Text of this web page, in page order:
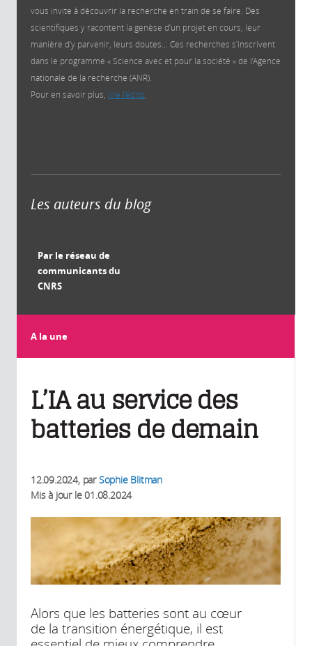
vous invite à découvrir la recherche en train de se faire. Des
scientifiques y racontent la genèse d’un projet en cours, leur
manière d’y parvenir, leurs doutes… Ces recherches s'inscrivent
dans le programme « Science avec et pour la société » de l’Agence
nationale de la recherche (ANR).
Pour en savoir plus, lire l'édito
Les auteurs du blog
Par le réseau de
communicants du
CNRS
A la une
L’IA au service des
batteries de demain
12.09.2024, parSophie Blitman
Mis à jour le01.08.2024
Alors que les batteries sont au cœur
de la transition énergétique, il est